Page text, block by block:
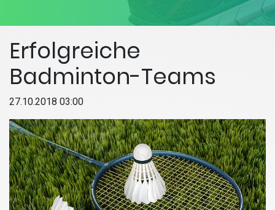
Erfolgreiche
Badminton-Teams
27.10.2018 03:00